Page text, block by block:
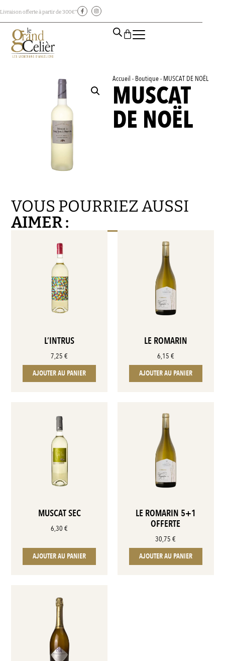
Livraison offerte à partir de 300€*
Accueil - Boutique- MUSCAT DE NOËL
MUSCAT
DE NOËL
VOUS POURRIEZ AUSSI
AIMER :
L’INTRUS
7,25€
AJOUTER AU PANIER
LE ROMARIN
6,15 €
AJOUTER AU PANIER
MUSCAT SEC
6,30€
AJOUTER AU PANIER
LE ROMARIN 5+1
OFFERTE
30,75€
AJOUTER AU PANIER